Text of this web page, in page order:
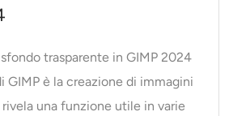
trasparente in GIMP 2024
GIMP è la creazione di immagini
una funzione utile in varie